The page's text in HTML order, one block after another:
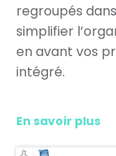
regroupés
simplifier
en avant vos
intégré.
En savoir plus